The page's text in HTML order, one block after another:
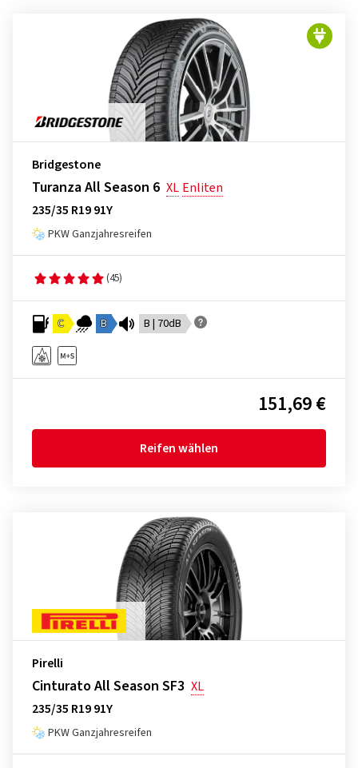
Bridgestone
Turanza All Season 6 XL Enliten
235/35 R19 91Y
PKW Ganzjahresreifen
(45)
C B B | 70dB
151,69 €
Reifen wählen
Pirelli
Cinturato All Season SF3 XL
235/35 R19 91Y
PKW Ganzjahresreifen